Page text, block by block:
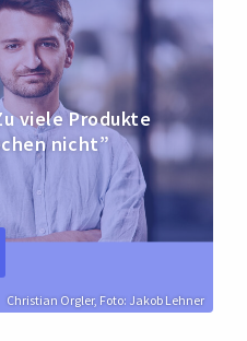
Christian Orgler, Foto: Jakob Lehner
viele Produkte
nicht”